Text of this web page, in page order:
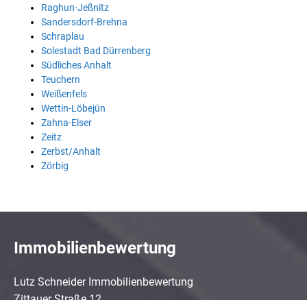
Raghun-Jeßnitz
Sandersdorf-Brehna
Schraplau
Solestadt Bad Dürrenberg
Südliches Anhalt
Teuchern
Weißenfels
Wettin-Löbejün
Zahna-Elser
Zeitz
Zerbst/Anhalt
Zörbig
Immobilienbewertung
Lutz Schneider Immobilienbewertung